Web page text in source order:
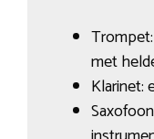
met
Klarinet: